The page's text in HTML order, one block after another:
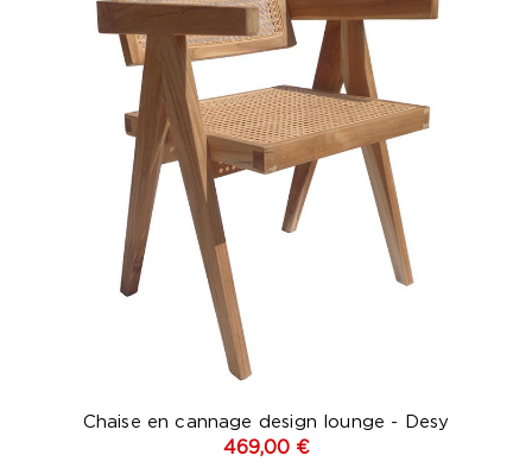
Chaise en cannage design lounge - Desy
469,00 €